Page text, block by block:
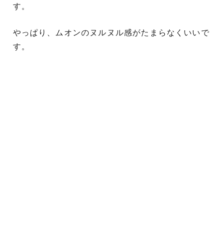
す。
やっぱり、ムオンのヌルヌル感がたまらなくいいで
す。